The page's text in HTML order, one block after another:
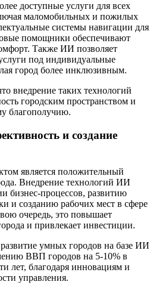
доступные услуги для всех
маломобильных и пожилых
системы навигации для
помощники обеспечивают
Также ИИ позволяет
под индивидуальные
город более инклюзивным.
внедрение таких технологий
городским пространством и
благополучию.
и создание
является положительный
Внедрение технологий ИИ
бизнес-процессов, развитию
и созданию рабочих мест в сфере
очередь, это повышает
и привлекает инвестиции.
умных городов на базе ИИ
ВВП городов на 5-10% в
лет, благодаря инновациям и
управления.